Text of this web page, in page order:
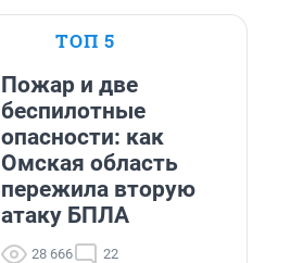
ТОП 5
Пожар и две
беспилотные
опасности: как
Омская область
пережила вторую
атаку БПЛА
28 666 22